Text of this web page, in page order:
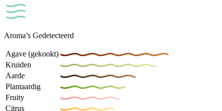
Aroma’s Gedetecteerd
Agave (gekookt)
Kruiden
Aarde
Plantaardig
Fruity
Citrus